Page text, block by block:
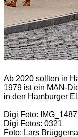
Ab 2020 sollten in
1979 ist ein MAN-
in den Hamburger
Digi Foto:
Digi Fotos: 0321
Foto: Lars